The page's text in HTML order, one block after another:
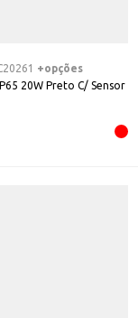
+opções
20W Preto C/ Sensor